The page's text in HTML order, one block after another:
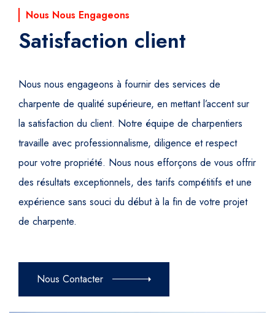
Nous Nous Engageons
Satisfaction client
Nous nous engageons à fournir des services de
charpente de qualité supérieure, en mettant l’accent sur
la satisfaction du client. Notre équipe de charpentiers
travaille avec professionnalisme, diligence et respect
pour votre propriété. Nous nous efforçons de vous offrir
des résultats exceptionnels, des tarifs compétitifs et une
expérience sans souci du début à la fin de votre projet
de charpente.
Nous Contacter